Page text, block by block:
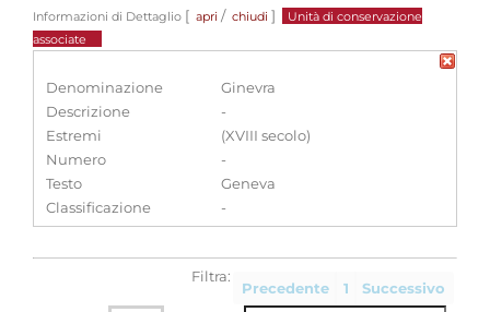
Informazioni di Dettaglio [ apri / chiudi ]
Unità di conservazione
associate
Denominazione
Ginevra
Descrizione
-
Estremi
(XVIII secolo)
Numero
-
Testo
Geneva
Classificazione
-
Precedente 1 Successivo
Filtra: